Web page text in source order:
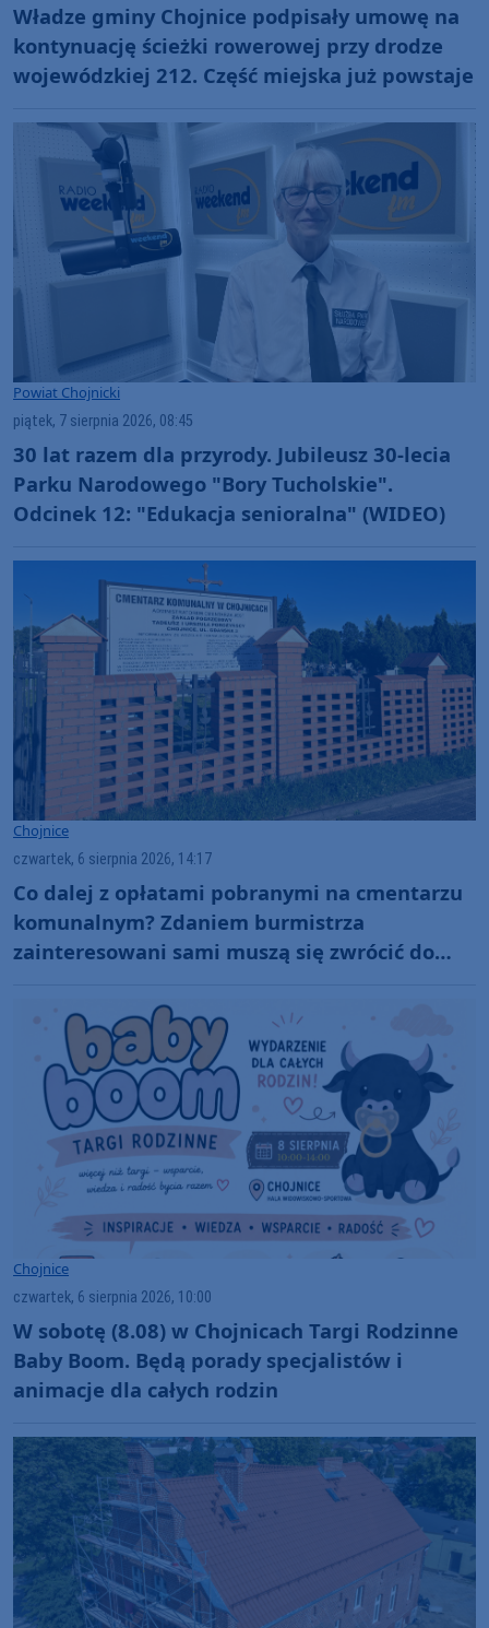
Władze gminy Chojnice podpisały umowę na
kontynuację ścieżki rowerowej przy drodze
wojewódzkiej 212. Część miejska już powstaje
Powiat Chojnicki
piątek, 7 sierpnia 2026, 08:45
30 lat razem dla przyrody. Jubileusz 30-lecia
Parku Narodowego "Bory Tucholskie".
Odcinek 12: "Edukacja senioralna" (WIDEO)
Chojnice
czwartek, 6 sierpnia 2026, 14:17
Co dalej z opłatami pobranymi na cmentarzu
komunalnym? Zdaniem burmistrza
zainteresowani sami muszą się zwrócić do
Chojnice
czwartek, 6 sierpnia 2026, 10:00
W sobotę (8.08) w Chojnicach Targi Rodzinne
Baby Boom. Będą porady specjalistów i
animacje dla całych rodzin